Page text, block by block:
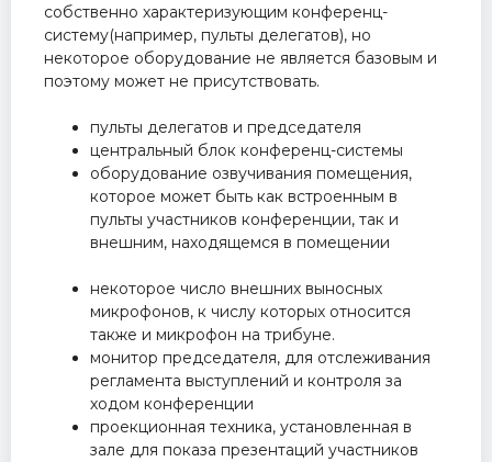
собственно характеризующим конференц-
систему(например, пульты делегатов), но
некоторое оборудование не является базовым и
поэтому может не присутствовать.
пульты делегатов и председателя
центральный блок конференц-системы
оборудование озвучивания помещения,
которое может быть как встроенным в
пульты участников конференции, так и
внешним, находящемся в помещении
некоторое число внешних выносных
микрофонов, к числу которых относится
также и микрофон на трибуне.
монитор председателя, для отслеживания
регламента выступлений и контроля за
ходом конференции
проекционная техника, установленная в
зале для показа презентаций участников